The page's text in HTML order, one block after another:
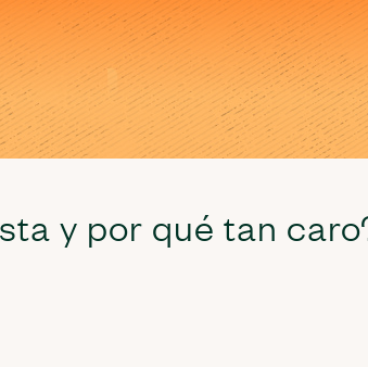
y por qué tan